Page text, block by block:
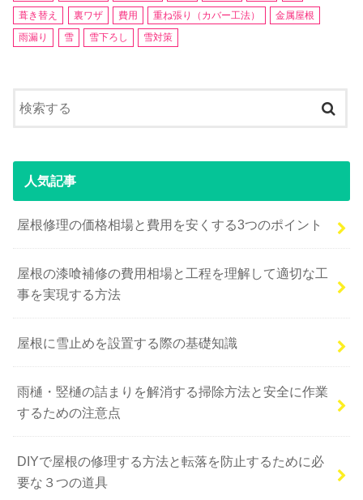
葺き替え
裏ワザ 費用 重ね張り（カバー工法）
金属屋根
雨漏り
雪 雪下ろし 雪対策
人気記事
屋根修理の価格相場と費用を安くする3つのポイント
屋根の漆喰補修の費用相場と工程を理解して適切な工
事を実現する方法
屋根に雪止めを設置する際の基礎知識
雨樋・竪樋の詰まりを解消する掃除方法と安全に作業
するための注意点
DIYで屋根の修理する方法と転落を防止するために必
要な３つの道具